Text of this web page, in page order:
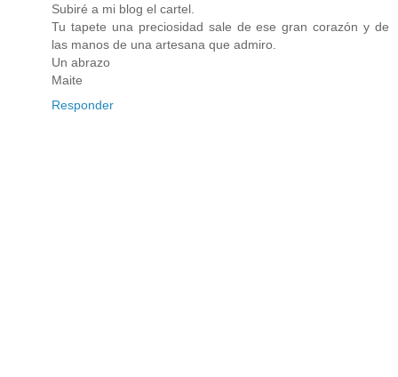
Subiré a mi blog el cartel.
Tu tapete una preciosidad sale de ese gran corazón y de
las manos de una artesana que admiro.
Un abrazo
Maite
Responder